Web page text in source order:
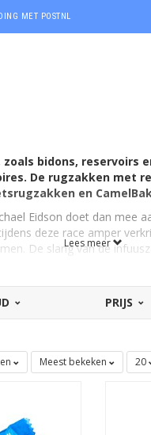
MET POSTNL
bidons, reservoirs
De rugzakken met
en
Eidson doet dan mee
deze race amper
De slang van de
fietser om ook
een absolute must voor
zijn. Alleen zó kun je als
Lees meer
PRIJS
Meest bekeken 20